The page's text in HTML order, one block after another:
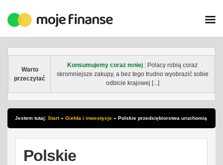
Warto
przeczytać
Konsumujemy coraz mniej : Polacy robią coraz
skromniejsze zakupy, a bez tego trudno wyobrazić sobie
odbicie krajowej [...]
Jestem tutaj: Start» Giełda i inwestycje » Polskie przedsiębiorstwa uruchomią
inwestycje? Nastroje są nieco lepsze
Polskie